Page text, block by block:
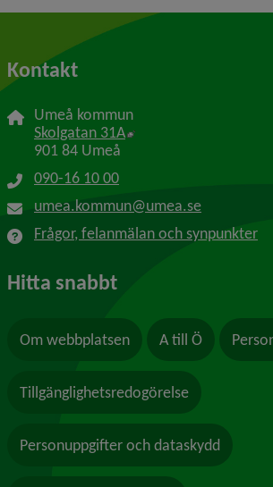
Kontakt
Umeå kommun
Skolgatan 31A Länk till annan
901 84 Umeå
090-16 10 00
umea.kommun@umea.se
Frågor, felanmälan och synpunkter
Hitta snabbt
Om webbplatsen A till Ö
Tillgänglighetsredogörelse
Personuppgifter och dataskydd